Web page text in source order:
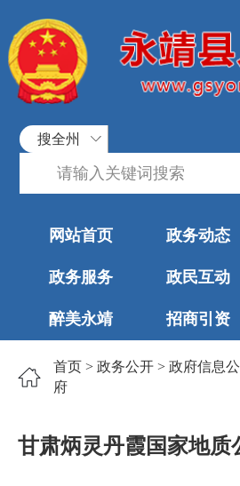
搜全州
网站首页 政务动态
政务服务 政民互动
醉美永靖 招商引资
首页 > 政务公开 > 政府信息
府
甘肃炳灵丹霞国家地质